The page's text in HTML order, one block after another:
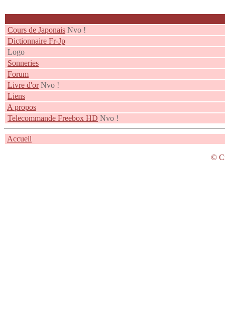
Cours de Japonais Nvo !
Dictionnaire Fr-Jp
Logo
Sonneries
Forum
Livre d'or Nvo !
Liens
A propos
Telecommande Freebox HD Nvo !
Accueil
©